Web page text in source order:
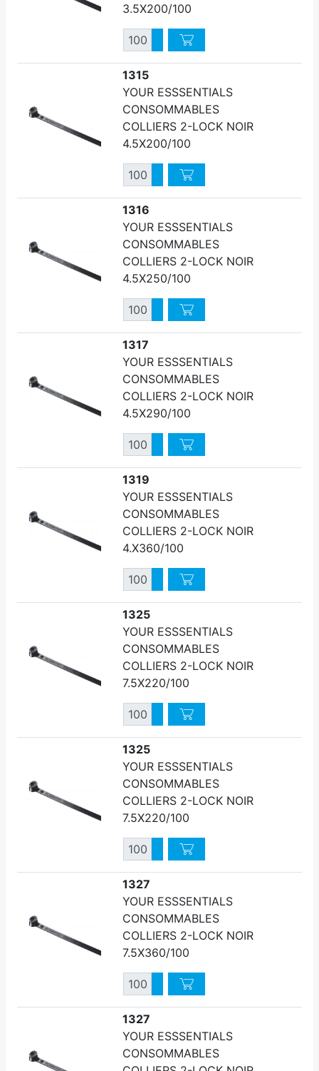
3.5X200/100
QuantitéAugmenter quantité
Diminuer quantité
1315
YOUR ESSSENTIALS
CONSOMMABLES
COLLIERS 2-LOCK NOIR
4.5X200/100
QuantitéAugmenter quantité
Diminuer quantité
1316
YOUR ESSSENTIALS
CONSOMMABLES
COLLIERS 2-LOCK NOIR
4.5X250/100
QuantitéAugmenter quantité
Diminuer quantité
1317
YOUR ESSSENTIALS
CONSOMMABLES
COLLIERS 2-LOCK NOIR
4.5X290/100
QuantitéAugmenter quantité
Diminuer quantité
1319
YOUR ESSSENTIALS
CONSOMMABLES
COLLIERS 2-LOCK NOIR
4.X360/100
QuantitéAugmenter quantité
Diminuer quantité
1325
YOUR ESSSENTIALS
CONSOMMABLES
COLLIERS 2-LOCK NOIR
7.5X220/100
QuantitéAugmenter quantité
Diminuer quantité
1325
YOUR ESSSENTIALS
CONSOMMABLES
COLLIERS 2-LOCK NOIR
7.5X220/100
QuantitéAugmenter quantité
Diminuer quantité
1327
YOUR ESSSENTIALS
CONSOMMABLES
COLLIERS 2-LOCK NOIR
7.5X360/100
QuantitéAugmenter quantité
Diminuer quantité
1327
YOUR ESSSENTIALS
CONSOMMABLES